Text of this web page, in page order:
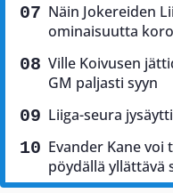
Näin Jokereiden
ominaisuutta
Ville Koivusen
GM paljasti syyn
Liiga-seura
Evander Kane
pöydällä yllättävä